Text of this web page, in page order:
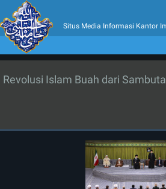
Situs Media Informasi Kantor
Revolusi Islam Buah dari